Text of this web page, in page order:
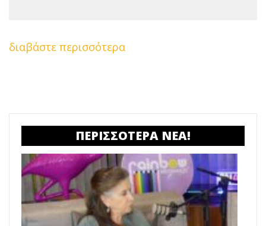
διαβάστε περισσότερα
ΠΕΡΙΣΣΟΤΕΡΑ ΝΕΑ!